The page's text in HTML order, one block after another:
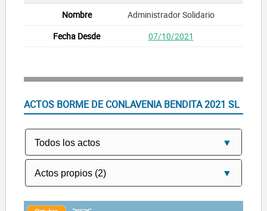
Administrador Solidario
07/10/2021
ACTOS BORME DE CONLAVENIA BENDITA 2021 SL